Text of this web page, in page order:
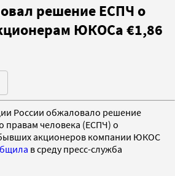
решение ЕСПЧ о
ЮКОСа €1,86
России обжаловало решение
правам человека (ЕСПЧ) о
акционеров компании ЮКОС
в среду пресс-служба